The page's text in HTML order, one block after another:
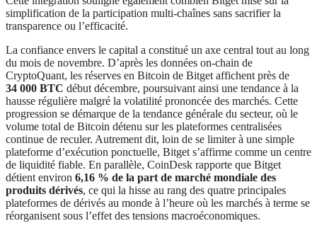
simplification de la participation multi-chaînes sans sacrifier la
transparence ou l’efficacité.
La confiance envers le capital a constitué un axe central tout au long
du mois de novembre. D’après les données on-chain de
CryptoQuant, les réserves en Bitcoin de Bitget affichent près de
34 000 BTC début décembre, poursuivant ainsi une tendance à la
hausse régulière malgré la volatilité prononcée des marchés. Cette
progression se démarque de la tendance générale du secteur, où le
volume total de Bitcoin détenu sur les plateformes centralisées
continue de reculer. Autrement dit, loin de se limiter à une simple
plateforme d’exécution ponctuelle, Bitget s’affirme comme un centre
de liquidité fiable. En parallèle, CoinDesk rapporte que Bitget
détient environ 6,16 % de la part de marché mondiale des
produits dérivés, ce qui la hisse au rang des quatre principales
plateformes de dérivés au monde à l’heure où les marchés à terme se
réorganisent sous l’effet des tensions macroéconomiques.